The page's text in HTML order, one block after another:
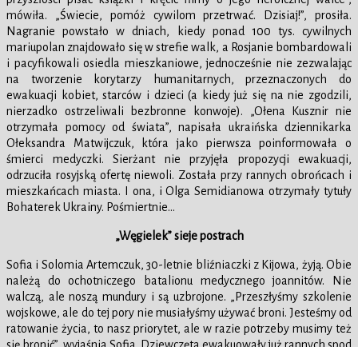
mówiła. „Świecie, pomóż cywilom przetrwać. Dzisiaj!”, prosiła.
Nagranie powstało w dniach, kiedy ponad 100 tys. cywilnych
mariupolan znajdowało się w strefie walk, a Rosjanie bombardowali
i pacyfikowali osiedla mieszkaniowe, jednocześnie nie zezwalając
na tworzenie korytarzy humanitarnych, przeznaczonych do
ewakuacji kobiet, starców i dzieci (a kiedy już się na nie zgodzili,
nierzadko ostrzeliwali bezbronne konwoje). „Ołena Kusznir nie
otrzymała pomocy od świata”, napisała ukraińska dziennikarka
Ołeksandra Matwijczuk, która jako pierwsza poinformowała o
śmierci medyczki. Sierżant nie przyjęła propozycji ewakuacji,
odrzuciła rosyjską ofertę niewoli. Została przy rannych obrońcach i
mieszkańcach miasta. I ona, i Olga Semidianowa otrzymały tytuły
Bohaterek Ukrainy. Pośmiertnie…
„Węgielek” sieje postrach
Sofia i Solomia Artemczuk, 30-letnie bliźniaczki z Kijowa, żyją. Obie
należą do ochotniczego batalionu medycznego joannitów. Nie
walczą, ale noszą mundury i są uzbrojone. „Przeszłyśmy szkolenie
wojskowe, ale do tej pory nie musiałyśmy używać broni. Jesteśmy od
ratowanie życia, to nasz priorytet, ale w razie potrzeby musimy też
się bronić”, wyjaśnia Sofia. Dziewczęta ewakuowały już rannych spod